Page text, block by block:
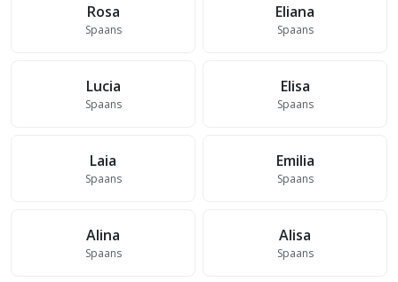
Rosa
Spaans
Eliana
Spaans
Lucia
Spaans
Elisa
Spaans
Laia
Spaans
Emilia
Spaans
Alina
Spaans
Alisa
Spaans